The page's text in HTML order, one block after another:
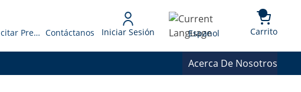
Solicitar Presupuesto Contáctanos Iniciar Sesión Language
Espanol Carrito{0}
Acerca De Nosotros